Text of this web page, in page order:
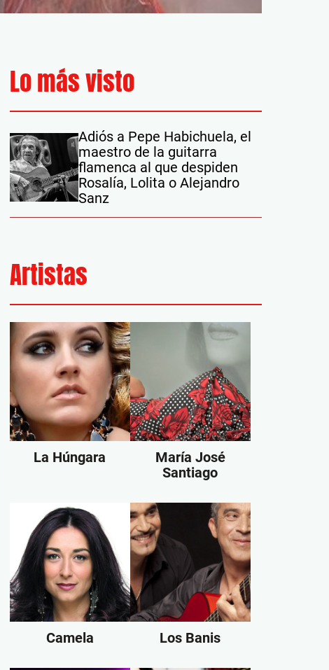
Lo más visto
Adiós a Pepe Habichuela, el
maestro de la guitarra
flamenca al que despiden
Rosalía, Lolita o Alejandro
Sanz
Artistas
La Húngara
María José
Santiago
Camela Los Banis